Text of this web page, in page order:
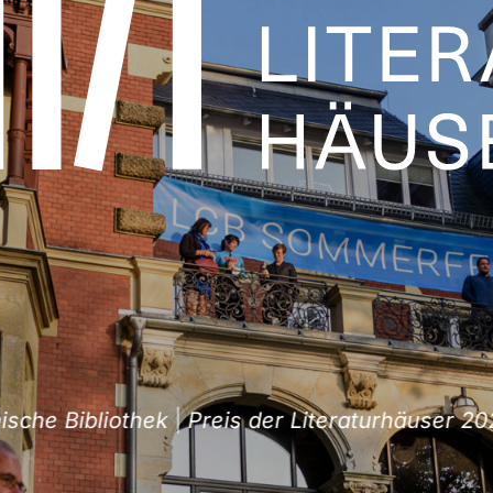
Bibliothek|Preis der Literaturhäuser 2026